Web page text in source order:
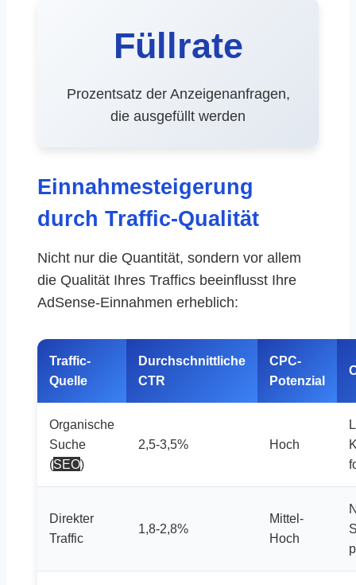
Füllrate
Prozentsatz der Anzeigenanfragen,
die ausgefüllt werden
Einnahmesteigerung
durch Traffic-Qualität
Nicht nur die Quantität, sondern vor allem
die Qualität Ihres Traffics beeinflusst Ihre
AdSense-Einnahmen erheblich:
Traffic-
Quelle
Durchschnittliche
CTR
CPC-
Potenzial
Organische
Suche
(SEO)
2,5-3,5% Hoch
Direkter
Traffic
1,8-2,8%
Mittel-
Hoch